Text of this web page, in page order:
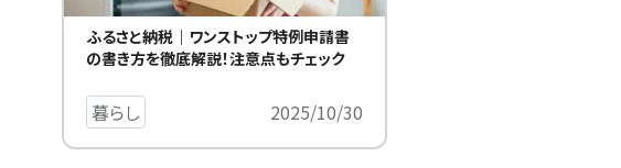
ふるさと納税｜ワンストップ特例申請書
の書き方を徹底解説！注意点もチェック
暮らし 2025/10/30